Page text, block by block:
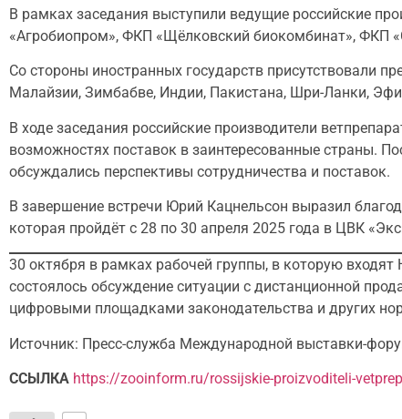
В рамках заседания выступили ведущие российские
«Агробиопром», ФКП «Щёлковский биокомбинат», ФКП
Со стороны иностранных государств присутствовали
Малайзии, Зимбабве, Индии, Пакистана, Шри-Ланки,
В ходе заседания российские производители
возможностях поставок в заинтересованные страны.
обсуждались перспективы сотрудничества и поставок.
В завершение встречи Юрий Кацнельсон выразил
которая пройдёт с 28 по 30 апреля 2025 года в ЦВК
30 октября в рамках рабочей группы, в которую
состоялось обсуждение ситуации с дистанционной
цифровыми площадками законодательства и других
Источник: Пресс-служба Международной выставки-
ССЫЛКА https://zooinform.ru/rossijskie-proizvoditeli-